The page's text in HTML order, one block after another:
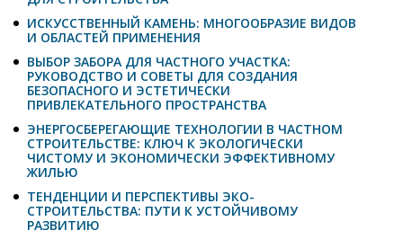
ИСКУССТВЕННЫЙ КАМЕНЬ: МНОГООБРАЗИЕ ВИДОВ
И ОБЛАСТЕЙ ПРИМЕНЕНИЯ
ВЫБОР ЗАБОРА ДЛЯ ЧАСТНОГО УЧАСТКА:
РУКОВОДСТВО И СОВЕТЫ ДЛЯ СОЗДАНИЯ
БЕЗОПАСНОГО И ЭСТЕТИЧЕСКИ
ПРИВЛЕКАТЕЛЬНОГО ПРОСТРАНСТВА
ЭНЕРГОСБЕРЕГАЮЩИЕ ТЕХНОЛОГИИ В ЧАСТНОМ
СТРОИТЕЛЬСТВЕ: КЛЮЧ К ЭКОЛОГИЧЕСКИ
ЧИСТОМУ И ЭКОНОМИЧЕСКИ ЭФФЕКТИВНОМУ
ЖИЛЬЮ
ТЕНДЕНЦИИ И ПЕРСПЕКТИВЫ ЭКО-
СТРОИТЕЛЬСТВА: ПУТИ К УСТОЙЧИВОМУ
РАЗВИТИЮ